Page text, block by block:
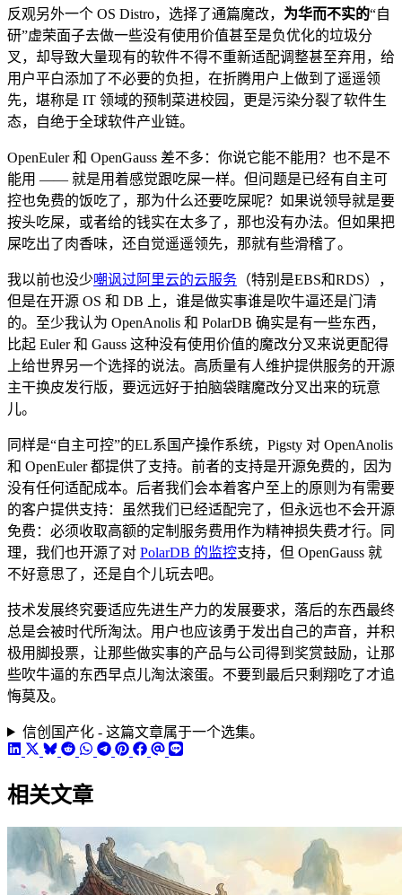
反观另外一个 OS Distro，选择了通篇魔改， 为华而不实的“自
研”虚荣面子去做一些没有使用价值甚至是负优化的垃圾分
叉，却导致大量现有的软件不得不重新适配调整甚至弃用，给
用户平白添加了不必要的负担，在折腾用户上做到了遥遥领
先，堪称是 IT 领域的预制菜进校园，更是污染分裂了软件生
态，自绝于全球软件产业链。
OpenEuler 和 OpenGauss 差不多：你说它能不能用？也不是不
能用 —— 就是用着感觉跟吃屎一样。但问题是已经有自主可
控也免费的饭吃了，那为什么还要吃屎呢？如果说领导就是要
按头吃屎，或者给的钱实在太多了，那也没有办法。但如果把
屎吃出了肉香味，还自觉遥遥领先，那就有些滑稽了。
我以前也没少嘲讽过阿里云的云服务 （特别是EBS和RDS），
但是在开源 OS 和 DB 上，谁是做实事谁是吹牛逼还是门清
的。至少我认为 OpenAnolis 和 PolarDB 确实是有一些东西，
比起 Euler 和 Gauss 这种没有使用价值的魔改分叉来说更配得
上给世界另一个选择的说法。高质量有人维护提供服务的开源
主干换皮发行版，要远远好于拍脑袋瞎魔改分叉出来的玩意
儿。
同样是“自主可控”的EL系国产操作系统，Pigsty 对 OpenAnolis
和 OpenEuler 都提供了支持。前者的支持是开源免费的，因为
没有任何适配成本。后者我们会本着客户至上的原则为有需要
的客户提供支持：虽然我们已经适配完了，但永远也不会开源
免费：必须收取高额的定制服务费用作为精神损失费才行。同
理，我们也开源了对 PolarDB 的监控支持，但 OpenGauss 就
不好意思了，还是自个儿玩去吧。
技术发展终究要适应先进生产力的发展要求，落后的东西最终
总是会被时代所淘汰。用户也应该勇于发出自己的声音，并积
极用脚投票，让那些做实事的产品与公司得到奖赏鼓励，让那
些吹牛逼的东西早点儿淘汰滚蛋。不要到最后只剩翔吃了才追
悔莫及。
信创国产化 - 这篇文章属于一个选集。
相关文章